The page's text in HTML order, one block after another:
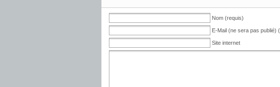
Nom (requis)
E-Mail (ne sera pas publié)
Site internet